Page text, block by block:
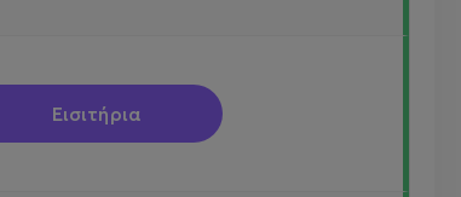
Εισιτήρια